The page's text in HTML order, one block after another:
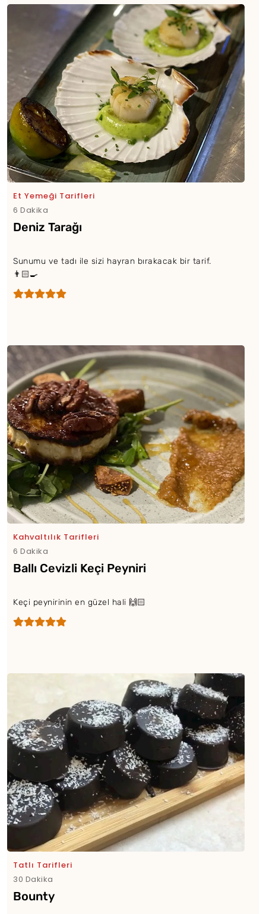
Et Yemeği Tarifleri
6 Dakika
Deniz Tarağı
Sunumu ve tadı ile sizi hayran bırakacak bir tarif.
👨🏻‍🍳
Kahvaltılık Tarifleri
6 Dakika
Ballı Cevizli Keçi Peyniri
Keçi peynirinin en güzel hali 🙌🏻
Tatlı Tarifleri
30 Dakika
Bounty